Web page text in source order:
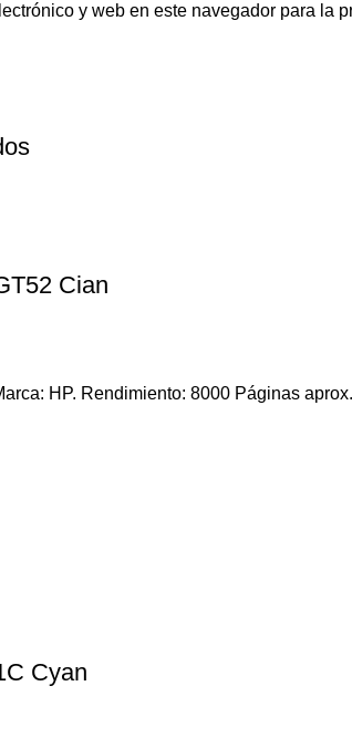
y web en este navegador para la
Cian
HP. Rendimiento: 8000 Páginas
Cyan